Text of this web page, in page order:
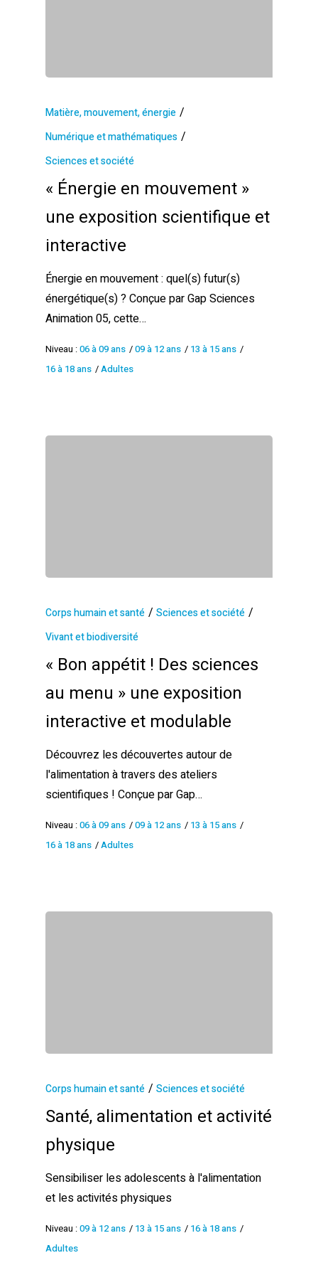
Matière, mouvement, énergie /
Numérique et mathématiques /
Sciences et société
« Énergie en mouvement »
une exposition scientifique et
interactive
Énergie en mouvement : quel(s) futur(s)
énergétique(s) ? Conçue par Gap Sciences
Animation 05, cette…
Niveau :06 à 09 ans /09 à 12 ans / 13 à 15 ans /
16 à 18 ans /Adultes
Corps humain et santé / Sciences et société /
Vivant et biodiversité
« Bon appétit ! Des sciences
au menu » une exposition
interactive et modulable
Découvrez les découvertes autour de
l'alimentation à travers des ateliers
scientifiques ! Conçue par Gap…
Niveau :06 à 09 ans /09 à 12 ans / 13 à 15 ans /
16 à 18 ans /Adultes
Corps humain et santé / Sciences et société
Santé, alimentation et activité
physique
Sensibiliser les adolescents à l'alimentation
et les activités physiques
Niveau :09 à 12 ans / 13 à 15 ans / 16 à 18 ans /
Adultes